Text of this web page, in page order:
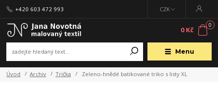
Menu
CZK
+420 603 472 993
0
0 Kč
Úvod Archiv Trička Zeleno-hnědé batikované triko s listy XL